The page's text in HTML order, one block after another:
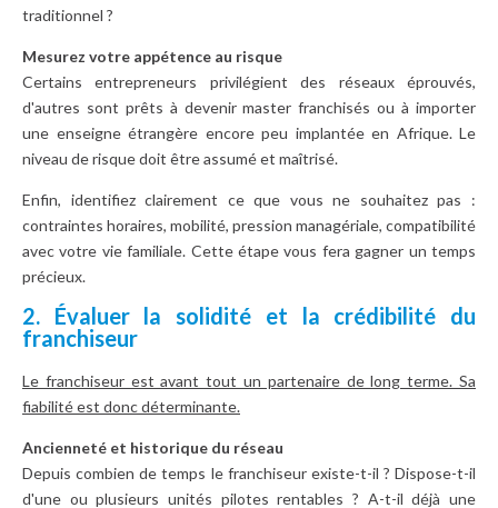
traditionnel ?
Mesurez votre appétence au risque
Certains entrepreneurs privilégient des réseaux éprouvés,
d'autres sont prêts à devenir master franchisés ou à importer
une enseigne étrangère encore peu implantée en Afrique. Le
niveau de risque doit être assumé et maîtrisé.
Enfin, identifiez clairement ce que vous ne souhaitez pas :
contraintes horaires, mobilité, pression managériale, compatibilité
avec votre vie familiale. Cette étape vous fera gagner un temps
précieux.
2. Évaluer la solidité et la crédibilité du
franchiseur
Le franchiseur est avant tout un partenaire de long terme. Sa
fiabilité est donc déterminante.
Ancienneté et historique du réseau
Depuis combien de temps le franchiseur existe-t-il ? Dispose-t-il
d'une ou plusieurs unités pilotes rentables ? A-t-il déjà une